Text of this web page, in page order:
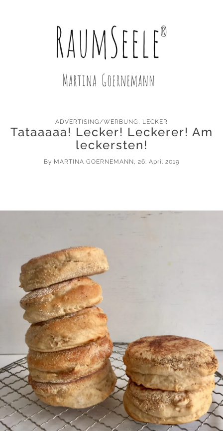
ADVERTISING/WERBUNG , LECKER
Tataaaaa! Lecker! Leckerer! Am
leckersten!
By MARTINA GOERNEMANN , 26. April 2019